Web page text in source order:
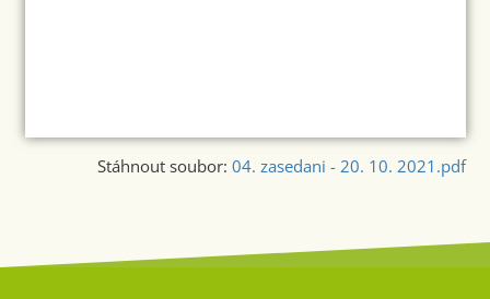
Stáhnout soubor: 04. zasedani - 20. 10. 2021.pdf